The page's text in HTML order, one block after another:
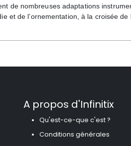
de nombreuses adaptations
et de l’ornementation, à la croisée
A propos d'Infinitix
Qu'est-ce-que c'est ?
Conditions générales